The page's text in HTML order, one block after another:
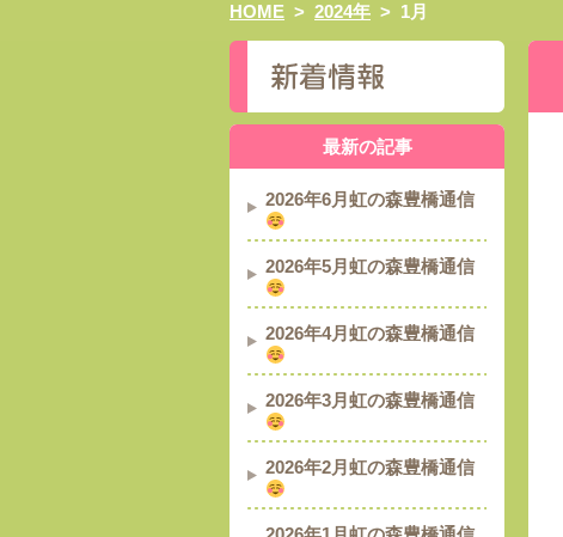
HOME > 2024年 > 1月
最新の記事
2026年6月虹の森豊橋通信
2026年5月虹の森豊橋通信
2026年4月虹の森豊橋通信
2026年3月虹の森豊橋通信
2026年2月虹の森豊橋通信